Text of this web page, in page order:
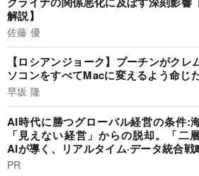
解説】
佐藤 優
【ロシアンジョーク】プーチンがクレ
ソコンをすべてMacに変えるよう命じ
早坂 隆
AI時代に勝つグローバル経営の条件:
「見えない経営」からの脱却。「二
AIが導く、リアルタイム·データ統合戦
PR